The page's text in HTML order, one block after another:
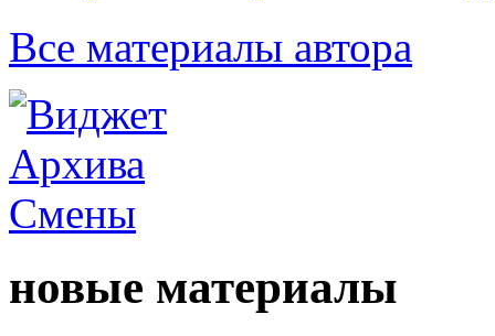
Все материалы автора
новые материалы